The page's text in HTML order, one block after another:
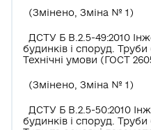
(Змінено, Зміна № 1)
ДСТУ Б В.2.5-49:2010
будинків і споруд. Труби
Технічні умови (ГОСТ
(Змінено, Зміна № 1)
ДСТУ Б В.2.5-50:2010
будинків і споруд. Труби